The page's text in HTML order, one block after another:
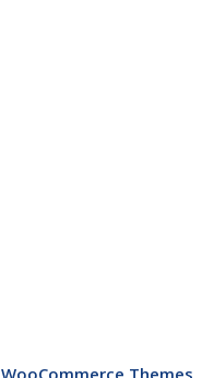
WooCommerce Themes